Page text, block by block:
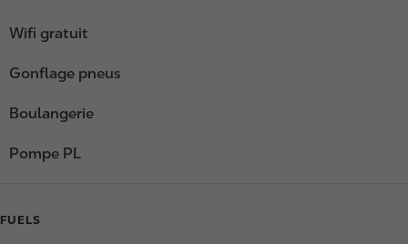
Wifi gratuit
Gonflage pneus
Boulangerie
Pompe PL
FUELS